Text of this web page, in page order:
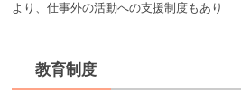
より、仕事外の活動への支援制度もあり
教育制度